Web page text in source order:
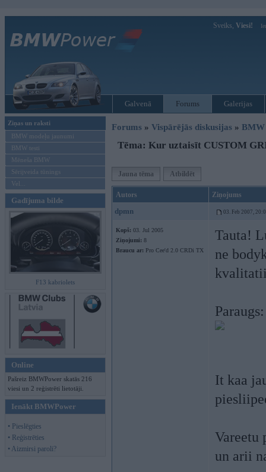
Sveiks, Viesi!
Galvenā Forums Galerijas
Ziņas un raksti
BMW modeļu jaunumi
BMW testi
Mēneša BMW
Sērijveida tūnings
Vel...
Gadījuma bilde
F13 kabriolets
Online
Pašreiz BMWPower skatās 216
viesi un 2 reģistrēti lietotāji.
Ienākt BMWPower
• Pieslēgties
• Reģistrēties
• Aizmirsi paroli?
Forums » Vispārējās diskusijas » BMW
Tēma: Kur uztaisīt CUSTOM
Jauna tēma Atbildēt
Autors Ziņojums
dpmn 03. Feb 2007,
Kopš: 03. Jul 2005
Ziņojumi: 8
Braucu ar: Pro Cee'd 2.0 CRDi TX
Tauta!
ne
Paraugs:
It kaa
Vareetu
un arii